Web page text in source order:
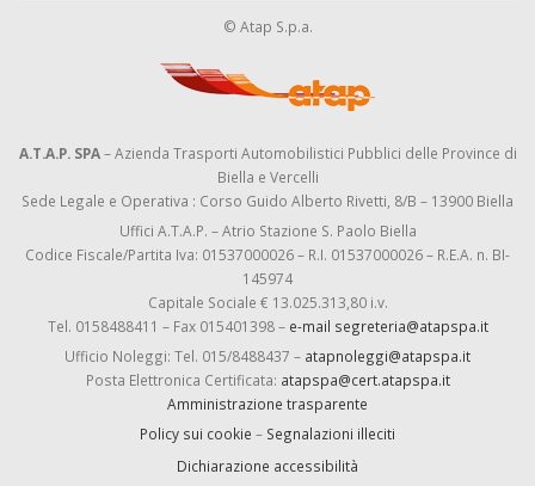
© Atap S.p.a.
A.T.A.P. SPA– Azienda Trasporti Automobilistici Pubblici delle Province di
Biella e Vercelli
Sede Legale e Operativa : Corso Guido Alberto Rivetti, 8/B – 13900 Biella
Uffici A.T.A.P. – Atrio Stazione S. Paolo Biella
Codice Fiscale/Partita Iva: 01537000026 – R.I. 01537000026 – R.E.A. n. BI-
145974
Capitale Sociale € 13.025.313,80 i.v.
Tel. 0158488411 – Fax 015401398 – e-mail segreteria@atapspa.it
Ufficio Noleggi: Tel. 015/8488437 – atapnoleggi@atapspa.it
Posta Elettronica Certificata: atapspa@cert.atapspa.it
Amministrazione trasparente
Policy sui cookie – Segnalazioni illeciti
Dichiarazione accessibilità